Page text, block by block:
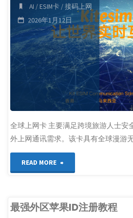
个
人
博
主
订
阅"
AI /ESIM卡 /接码上网
2026年1月12日
全球上网卡 主要满足跨境旅游人士安
外上网通讯需求。该卡具有全球漫游
READ MORE
报
最强外区苹果ID注册教程